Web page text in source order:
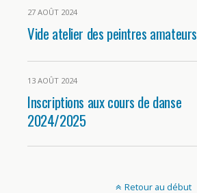
27 AOÛT 2024
Vide atelier des peintres amateurs
13 AOÛT 2024
Inscriptions aux cours de danse
2024/2025
Retour au début